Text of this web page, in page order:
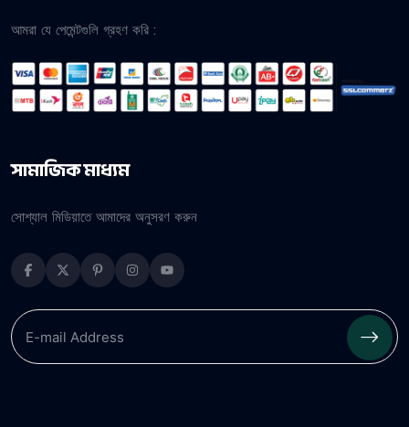
আমরা যে পেমেন্টগুলি গ্রহণ করি :
সামাজিক মাধ্যম
সোশ্যাল মিডিয়াতে আমাদের অনুসরণ করুন